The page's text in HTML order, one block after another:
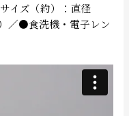
イズ（約）：直径
／●食洗機・電子レン